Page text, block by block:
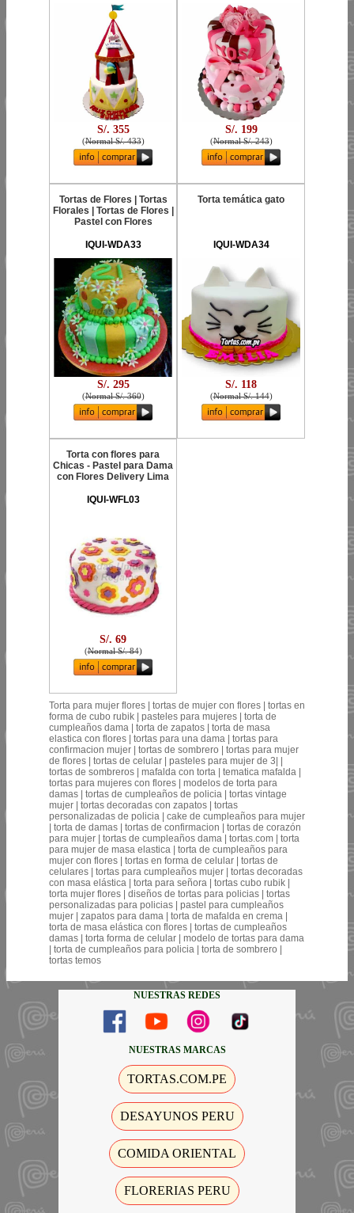
S/. 355
(Normal S/. 433)
S/. 199
(Normal S/. 243)
Tortas de Flores | Tortas
Florales | Tortas de Flores |
Pastel con Flores
IQUI-WDA33
S/. 295
(Normal S/. 360)
Torta temática gato
IQUI-WDA34
S/. 118
(Normal S/. 144)
Torta con flores para
Chicas - Pastel para Dama
con Flores Delivery Lima
IQUI-WFL03
S/. 69
(Normal S/. 84)
Torta para mujer flores | tortas de mujer con flores | tortas en
forma de cubo rubik | pasteles para mujeres | torta de
cumpleaños dama | torta de zapatos | torta de masa
elastica con flores | tortas para una dama | tortas para
confirmacion mujer | tortas de sombrero | tortas para mujer
de flores | tortas de celular | pasteles para mujer de 3| |
tortas de sombreros | mafalda con torta | tematica mafalda |
tortas para mujeres con flores | modelos de torta para
damas | tortas de cumpleaños de policia | tortas vintage
mujer | tortas decoradas con zapatos | tortas
personalizadas de policia | cake de cumpleaños para mujer
| torta de damas | tortas de confirmacion | tortas de corazón
para mujer | tortas de cumpleaños dama | tortas.com | torta
para mujer de masa elastica | torta de cumpleaños para
mujer con flores | tortas en forma de celular | tortas de
celulares | tortas para cumpleaños mujer | tortas decoradas
con masa elástica | torta para señora | tortas cubo rubik |
torta mujer flores | diseños de tortas para policias | tortas
personalizadas para policias | pastel para cumpleaños
mujer | zapatos para dama | torta de mafalda en crema |
torta de masa elástica con flores | tortas de cumpleaños
damas | torta forma de celular | modelo de tortas para dama
| torta de cumpleaños para policia | torta de sombrero |
tortas temos
NUESTRAS REDES
NUESTRAS MARCAS
TORTAS.COM.PE
DESAYUNOS PERU
COMIDA ORIENTAL
FLORERIAS PERU